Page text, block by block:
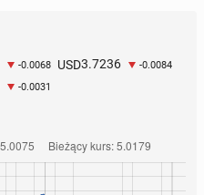
-0.0068 USD3.7236 -0.0084
-0.0031